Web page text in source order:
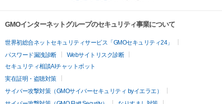
GMOインターネットグループのセキュリティ事業について
世界初総合ネットセキュリティサービス「GMOセキュリティ24」
パスワード漏洩診断
Webサイトリスク診断
セキュリティ相談AIチャットボット
実在証明・盗聴対策
サイバー攻撃対策（GMOサイバーセキュリティ byイエラエ）